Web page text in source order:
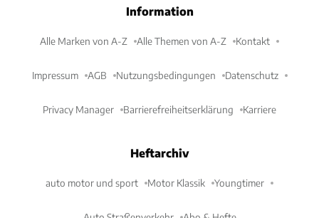
Information
Alle Marken von A-Z Alle Themen von A-Z Kontakt
Impressum AGB Nutzungsbedingungen Datenschutz
Privacy Manager Barrierefreiheitserklärung Karriere
Heftarchiv
auto motor und sport Motor Klassik Youngtimer